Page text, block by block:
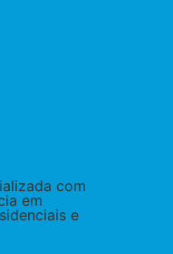
com
em
e